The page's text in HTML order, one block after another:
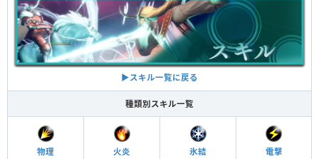
▶︎スキル一覧に戻る
種類別スキル一覧
物理 火炎 氷結 電撃